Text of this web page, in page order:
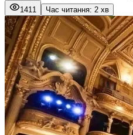
1411 Час читання: 2 хв